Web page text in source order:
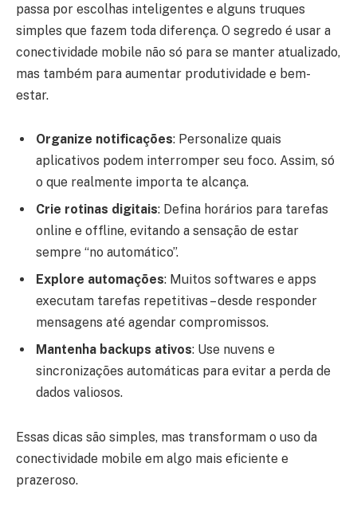
passa por escolhas inteligentes e alguns truques
simples que fazem toda diferença. O segredo é usar a
conectividade mobile não só para se manter atualizado,
mas também para aumentar produtividade e bem-
estar.
Organize notificações: Personalize quais
aplicativos podem interromper seu foco. Assim, só
o que realmente importa te alcança.
Crie rotinas digitais: Defina horários para tarefas
online e offline, evitando a sensação de estar
sempre “no automático”.
Explore automações: Muitos softwares e apps
executam tarefas repetitivas – desde responder
mensagens até agendar compromissos.
Mantenha backups ativos: Use nuvens e
sincronizações automáticas para evitar a perda de
dados valiosos.
Essas dicas são simples, mas transformam o uso da
conectividade mobile em algo mais eficiente e
prazeroso.